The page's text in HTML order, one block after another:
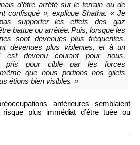
d’être arrêté sur le terrain ou de
confisqué », explique Shatha. « Je
supporter les effets des gaz
battue ou arrêtée. Puis, lorsque les
sont devenues plus fréquentes,
devenues plus violentes, et à un
est devenu courant pour nous,
pris pour cible par les forces
que nous portions nos gilets
étions bien visibles. »
antérieures semblaient
plus immédiat d’être tuée ou